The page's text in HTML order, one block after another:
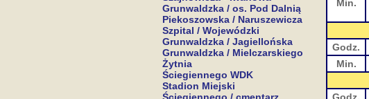
Grunwaldzka / os. Pod Dalnią
Piekoszowska / Naruszewicza
Szpital / Wojewódzki
Grunwaldzka / Jagiellońska
Grunwaldzka / Mielczarskiego
Żytnia
Ściegiennego WDK
Stadion Miejski
Min.
Godz.
Min.